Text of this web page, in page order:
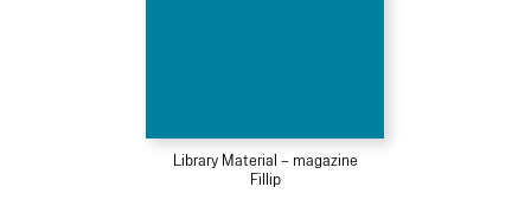
Library Material – magazine
Fillip